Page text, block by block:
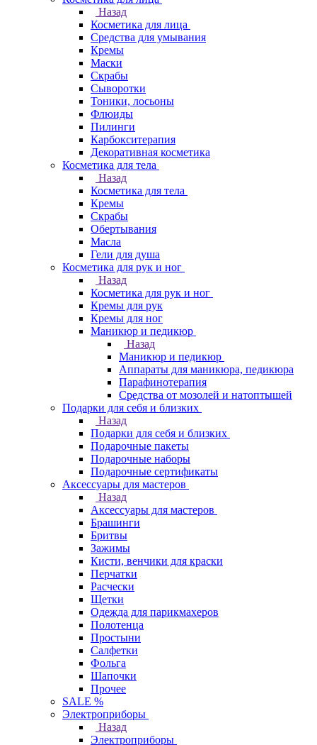
Назад
Косметика для лица
Средства для умывания
Кремы
Маски
Скрабы
Сыворотки
Тоники, лосьоны
Флюиды
Пилинги
Карбокситерапия
Декоративная косметика
Косметика для тела
Назад
Косметика для тела
Кремы
Скрабы
Обертывания
Масла
Гели для душа
Косметика для рук и ног
Назад
Косметика для рук и ног
Кремы для рук
Кремы для ног
Маникюр и педикюр
Назад
Маникюр и педикюр
Аппараты для маникюра, педикюра
Парафинотерапия
Средства от мозолей и натоптышей
Подарки для себя и близких
Назад
Подарки для себя и близких
Подарочные пакеты
Подарочные наборы
Подарочные сертификаты
Аксессуары для мастеров
Назад
Аксессуары для мастеров
Брашинги
Бритвы
Зажимы
Кисти, венчики для краски
Перчатки
Расчески
Щетки
Одежда для парикмахеров
Полотенца
Простыни
Салфетки
Фольга
Шапочки
Прочее
SALE %
Электроприборы
Назад
Электроприборы